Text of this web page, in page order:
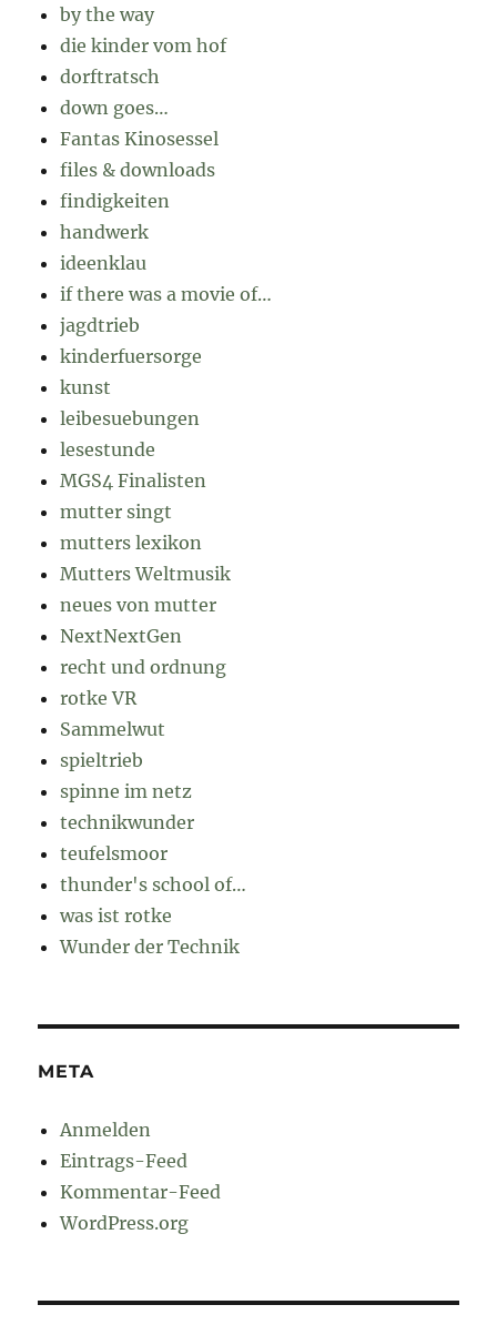
by the way
die kinder vom hof
dorftratsch
down goes…
Fantas Kinosessel
files & downloads
findigkeiten
handwerk
ideenklau
if there was a movie of…
jagdtrieb
kinderfuersorge
kunst
leibesuebungen
lesestunde
MGS4 Finalisten
mutter singt
mutters lexikon
Mutters Weltmusik
neues von mutter
NextNextGen
recht und ordnung
rotke VR
Sammelwut
spieltrieb
spinne im netz
technikwunder
teufelsmoor
thunder's school of…
was ist rotke
Wunder der Technik
META
Anmelden
Eintrags-Feed
Kommentar-Feed
WordPress.org